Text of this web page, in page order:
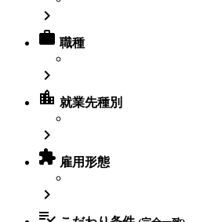

 職種

location_city 就業先種別

 雇用形態

